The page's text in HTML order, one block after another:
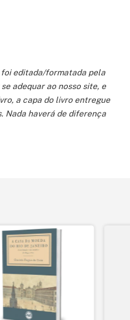
editada/formatada pela
adequar ao nosso site, e
a capa do livro entregue
Nada haverá de diferença